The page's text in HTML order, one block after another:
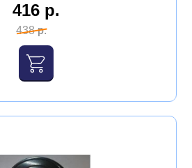
416 р.
438 р.